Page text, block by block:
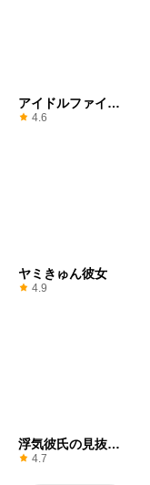
アイドルファイヤ
ーファイタータイ
4.6
ヤミきゅん彼女
4.9
浮気彼氏の見抜き
方 4.7